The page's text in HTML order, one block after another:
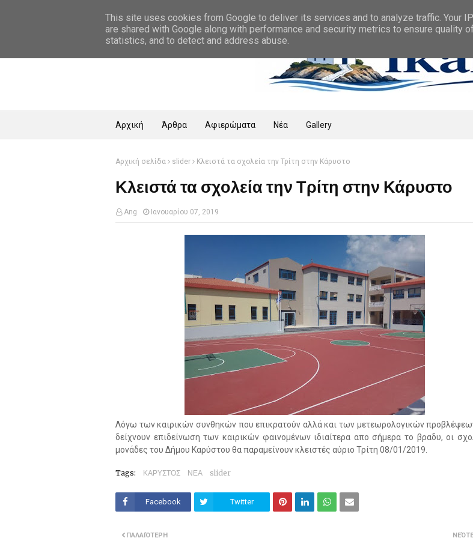
Αρχική Άρθρα Αφιερώματα Νέα Gallery
Αρχική σελίδα slider Κλειστά τα σχολεία την Τρίτη στην Κάρυστο
Κλειστά τα σχολεία την Τρίτη στην Κάρυστο
Ang Ιανουαρίου 07, 2019
Λόγω των καιρικών συνθηκών που επικρατούν αλλά και των μετεωρολογικών
δείχνουν επιδείνωση των καιρικών φαινομένων ιδιαίτερα απο σήμερα το βραδυ, οι
μονάδες του Δήμου Καρύστου θα παραμείνουν κλειστές αύριο Τρίτη 08/01/2019.
Tags: ΚΑΡΥΣΤΟΣ ΝΕΑ slider
Facebook Twitter
ΠΑΛΑΙΌΤΕΡΗ
This site uses cookies from Google to deliver its services and to analyze traffic. Your
are shared with Google along with performance and security metrics to ensure quality
statistics, and to detect and address abuse.